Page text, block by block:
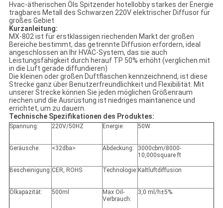
Hvac-ätherischen Öls Spitzender hotellobby starkes der Energie
tragbares Metall des Schwarzen 220V elektrischer Diffusor für
großes Gebiet
Kurzanleitung:
MX-802 ist für erstklassigen riechenden Markt der großen
Bereiche bestimmt, das getrennte Diffusion erfordern, ideal
angeschlossen an Ihr HVAC-System, das sie auch
Leistungsfähigkeit durch herauf TP 50% erhöht (verglichen mit
in die Luft gerade diffundieren)
Die kleinen oder großen Duftflaschen kennzeichnend, ist diese
Strecke ganz über Benutzerfreundlichkeit und Flexibilität. Mit
unserer Strecke können Sie jeden möglichen Größenraum
riechen und die Ausrüstung ist niedriges maintanence und
errichtet, um zu dauern.
Technische Spezifikationen des Produktes:
Spannung: 220V/50HZ Energie: 50W
Geräusche: <32dba> Abdeckung:
3000cbm/8000-
10,000square ft
Bescheinigung: CER, ROHS Technologie: Kaltluftdiffusion
Ölkapazität: 500ml
Max Oil-
Verbrauch:
3,0 ml/h±5%